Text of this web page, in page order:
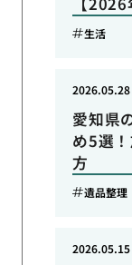
生活
愛知県
め5選
方
2026.05.28
遺品整理
2026.05.15